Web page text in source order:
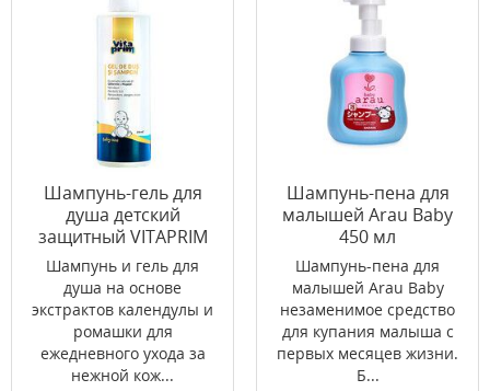
Шампунь-гель для
душа детский
защитный VITAPRIM
250 мл
Шампунь и гель для
душа на основе
экстрактов календулы и
ромашки для
ежедневного ухода за
нежной кож...
Шампунь-пена для
малышей Arau Baby
450 мл
Шампунь-пена для
малышей Arau Baby
незаменимое средство
для купания малыша с
первых месяцев жизни.
Б...